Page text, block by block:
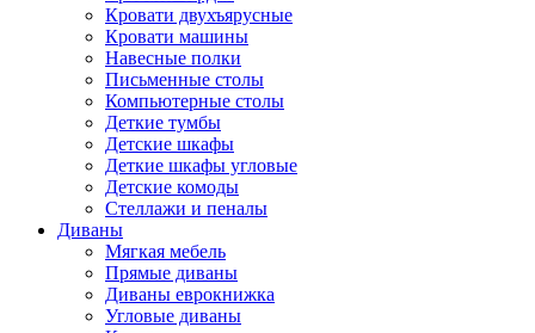
Кровати двухъярусные
Кровати машины
Навесные полки
Письменные столы
Компьютерные столы
Деткие тумбы
Детские шкафы
Деткие шкафы угловые
Детские комоды
Стеллажи и пеналы
Диваны
Мягкая мебель
Прямые диваны
Диваны еврокнижка
Угловые диваны